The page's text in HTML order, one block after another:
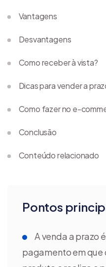
Pontos
A venda a prazo
pagamento em que
Vantagens
Desvantagens
Como receber à vista?
Dicas para vender a
Como fazer no e-
Conclusão
Conteúdo relacionado